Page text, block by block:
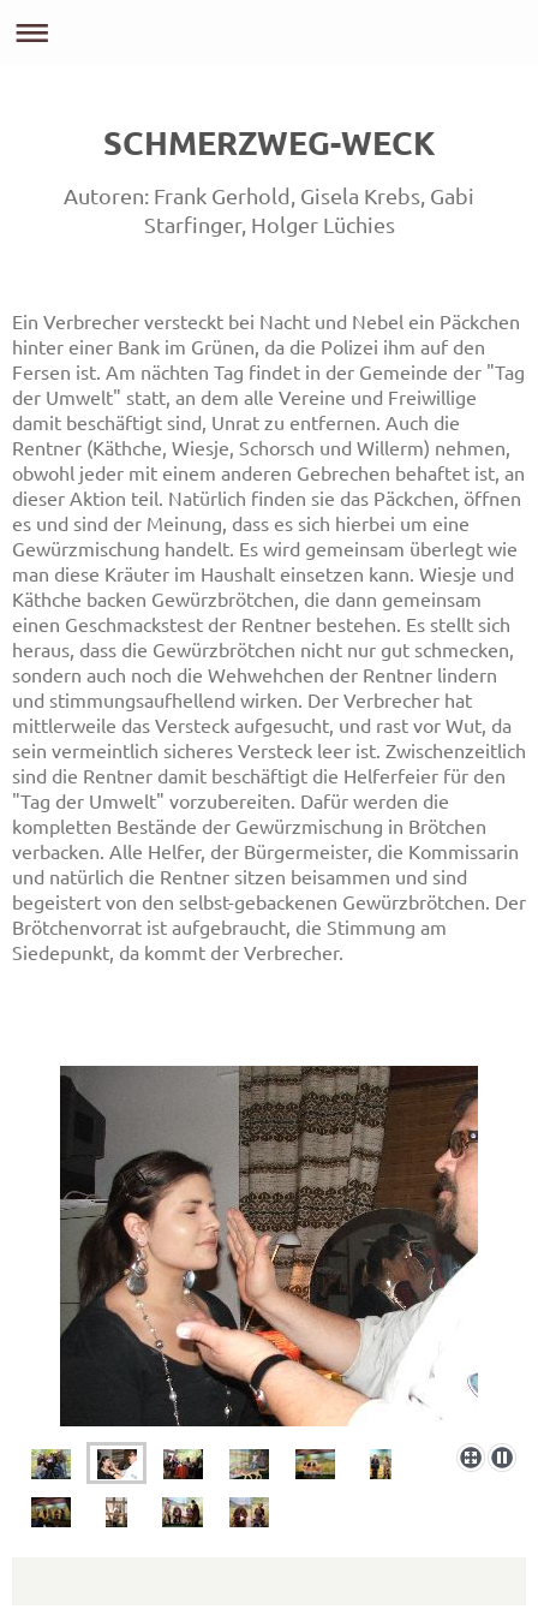
SCHMERZWEG-WECK
Autoren: Frank Gerhold, Gisela Krebs, Gabi
Starfinger, Holger Lüchies
Ein Verbrecher versteckt bei Nacht und Nebel ein Päckchen
hinter einer Bank im Grünen, da die Polizei ihm auf den
Fersen ist. Am nächten Tag findet in der Gemeinde der "Tag
der Umwelt" statt, an dem alle Vereine und Freiwillige
damit beschäftigt sind, Unrat zu entfernen. Auch die
Rentner (Käthche, Wiesje, Schorsch und Willerm) nehmen,
obwohl jeder mit einem anderen Gebrechen behaftet ist, an
dieser Aktion teil. Natürlich finden sie das Päckchen, öffnen
es und sind der Meinung, dass es sich hierbei um eine
Gewürzmischung handelt. Es wird gemeinsam überlegt wie
man diese Kräuter im Haushalt einsetzen kann. Wiesje und
Käthche backen Gewürzbrötchen, die dann gemeinsam
einen Geschmackstest der Rentner bestehen. Es stellt sich
heraus, dass die Gewürzbrötchen nicht nur gut schmecken,
sondern auch noch die Wehwehchen der Rentner lindern
und stimmungsaufhellend wirken. Der Verbrecher hat
mittlerweile das Versteck aufgesucht, und rast vor Wut, da
sein vermeintlich sicheres Versteck leer ist. Zwischenzeitlich
sind die Rentner damit beschäftigt die Helferfeier für den
"Tag der Umwelt" vorzubereiten. Dafür werden die
kompletten Bestände der Gewürzmischung in Brötchen
verbacken. Alle Helfer, der Bürgermeister, die Kommissarin
und natürlich die Rentner sitzen beisammen und sind
begeistert von den selbst-gebackenen Gewürzbrötchen. Der
Brötchenvorrat ist aufgebraucht, die Stimmung am
Siedepunkt, da kommt der Verbrecher.